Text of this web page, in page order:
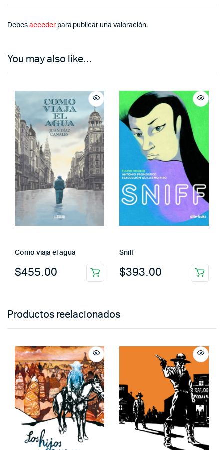
Debes accederpara publicar una valoración.
You may also like…
Como viaja el agua
$455.00
Sniff
$393.00
Productos reelacionados